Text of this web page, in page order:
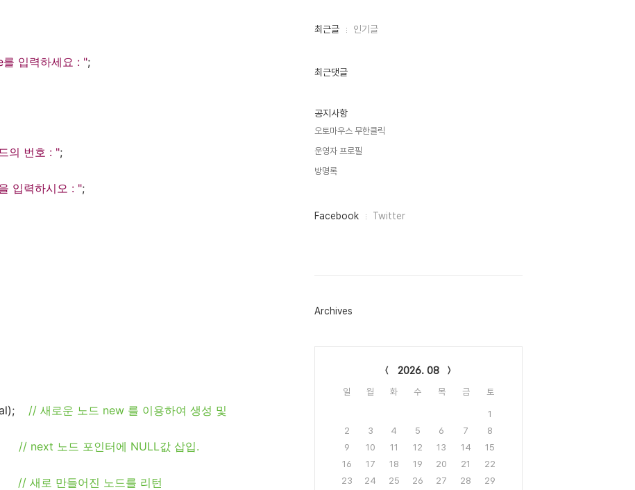
입력하세요 : ";
의 번호 : ";
입력하시오 : ";
// 새로운 노드 new 를 이용하여 생성 및
// next 노드 포인터에 NULL값 삽입.
// 새로 만들어진 노드를 리턴
최
인
최근글 인기글
최근댓글
공지사항
오토마우스 무한클릭
운영자 프로필
방명록
페
그
Facebook Twitter
Archives
2026. 08
일 월 화 수 목 금 토
1
2
3 4 5 6 7
8
9
10 11 12 13 14
15
16
17 18 19 20 21
22
23
24 25 26 27 28
29